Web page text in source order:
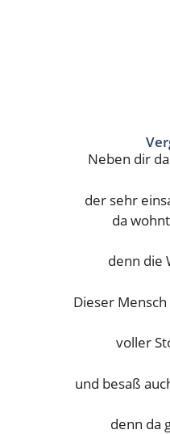
Neben dir
der sehr
da
denn die
Dieser
voller
und besaß
denn da